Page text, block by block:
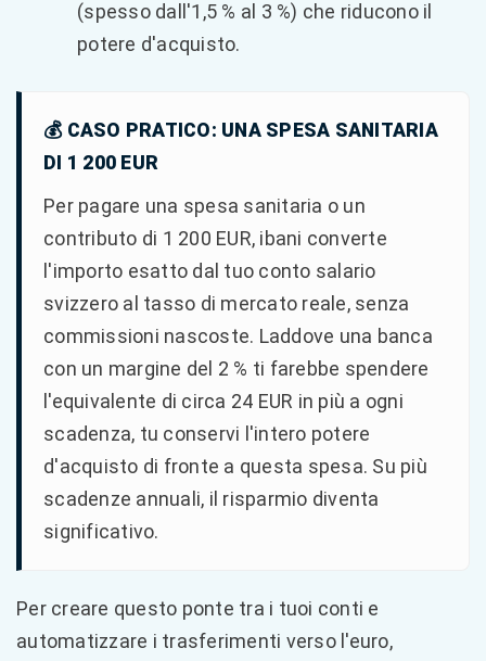
(spesso dall'1,5 % al 3 %) che riducono il
potere d'acquisto.
💰 CASO PRATICO: UNA SPESA SANITARIA
DI 1 200 EUR
Per pagare una spesa sanitaria o un
contributo di 1 200 EUR, ibani converte
l'importo esatto dal tuo conto salario
svizzero al tasso di mercato reale, senza
commissioni nascoste. Laddove una banca
con un margine del 2 % ti farebbe spendere
l'equivalente di circa 24 EUR in più a ogni
scadenza, tu conservi l'intero potere
d'acquisto di fronte a questa spesa. Su più
scadenze annuali, il risparmio diventa
significativo.
Per creare questo ponte tra i tuoi conti e
automatizzare i trasferimenti verso l'euro,